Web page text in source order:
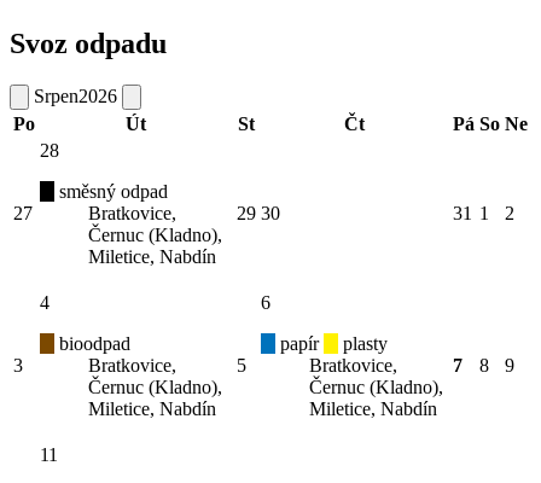
Svoz odpadu
Srpen2026
Po
Út St Čt Pá So Ne
27
28
směsný odpad
Bratkovice,
Černuc (Kladno),
Miletice, Nabdín
29 30 31 1 2
3
4
bioodpad
Bratkovice,
Černuc (Kladno),
Miletice, Nabdín
5
6
papír
plasty
Bratkovice,
Černuc (Kladno),
Miletice, Nabdín
7 8 9
11